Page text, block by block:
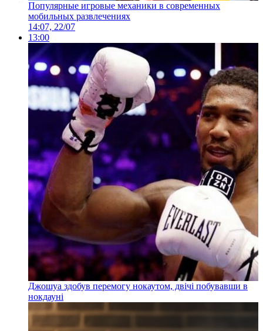
Популярные игровые механики в современных
мобильных развлечениях
14:07, 22/07
13:00
Джошуа здобув перемогу нокаутом, двічі побувавши в
нокдауні